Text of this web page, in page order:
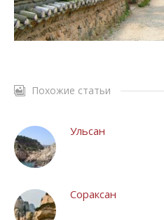
Похожие статьи
Ульсан
Сораксан